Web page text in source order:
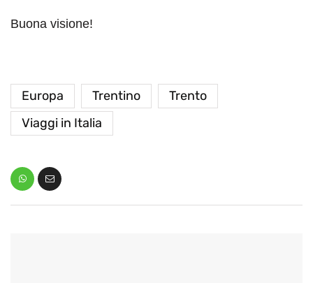
Buona visione!
Europa Trentino
Trento
Viaggi in Italia